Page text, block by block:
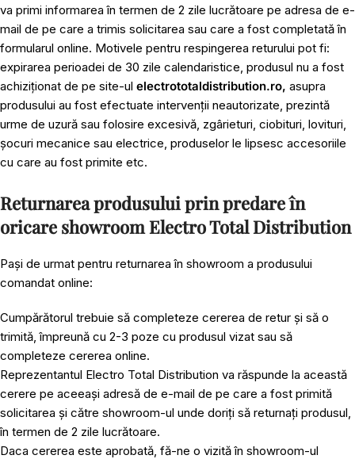
va primi informarea în termen de 2 zile lucrătoare pe adresa de e-
mail de pe care a trimis solicitarea sau care a fost completată în
formularul online. Motivele pentru respingerea returului pot fi:
expirarea perioadei de 30 zile calendaristice, produsul nu a fost
achiziționat de pe site-ul electrototaldistribution.ro, asupra
produsului au fost efectuate intervenții neautorizate, prezintă
urme de uzură sau folosire excesivă, zgârieturi, ciobituri, lovituri,
șocuri mecanice sau electrice, produselor le lipsesc accesoriile
cu care au fost primite etc.
Returnarea produsului prin predare în
oricare showroom Electro Total Distribution
Pași de urmat pentru returnarea în showroom a produsului
comandat online:
Cumpărătorul trebuie să completeze cererea de retur și să o
trimită, împreună cu 2-3 poze cu produsul vizat sau să
completeze cererea online.
Reprezentantul Electro Total Distribution va răspunde la această
cerere pe aceeași adresă de e-mail de pe care a fost primită
solicitarea și către showroom-ul unde doriți să returnați produsul,
în termen de 2 zile lucrătoare.
Daca cererea este aprobată, fă-ne o vizită în showroom-ul